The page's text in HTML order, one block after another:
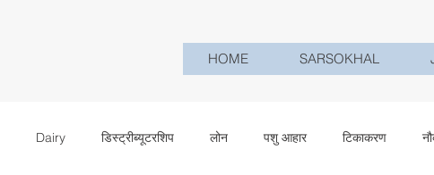
HOME SARSOKHAL
Dairy डिस्ट्रीब्यूटरशिप लोन पशु आहार टिकाकरण